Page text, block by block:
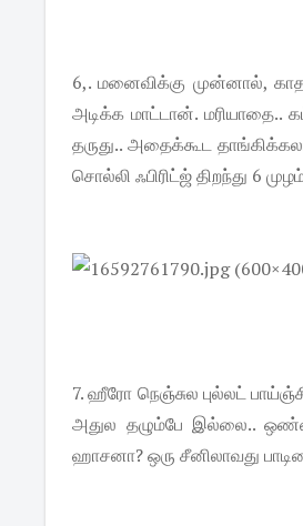
6,. மனைவிக்கு முன்னால்,
அடிக்க மாட்டான்.
தருது.. அதைக்கூட
சொல்லி ஃபிரிட்ஜ் திறந்து 6
7. ஹீரோ நெஞ்சுல புல்லட்
அதுல தழும்பே இல்லை..
ஹாசனா? ஒரு சீனிலாவது